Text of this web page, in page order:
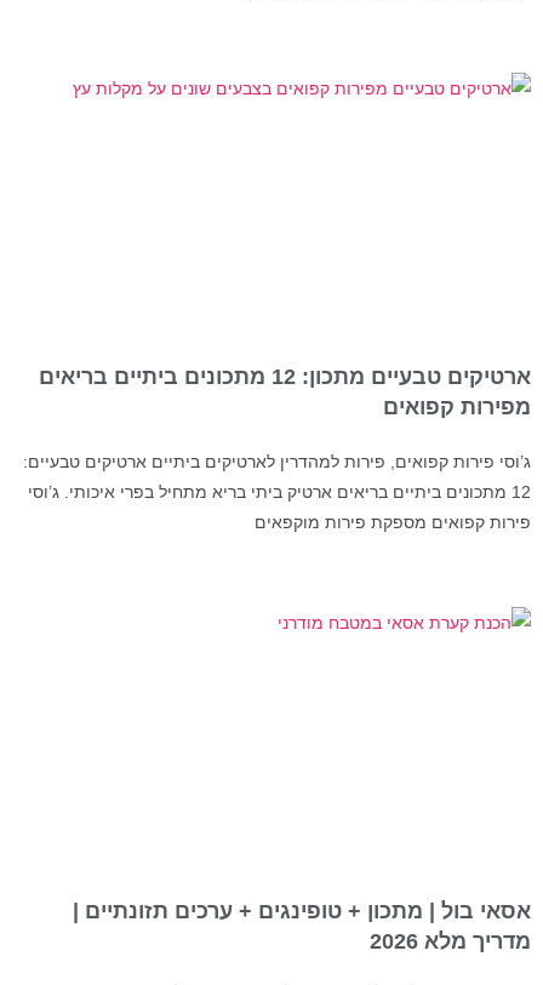
ארטיקים טבעיים מתכון: 12 מתכונים ביתיים בריאים
מפירות קפואים
ג’וסי פירות קפואים, פירות למהדרין לארטיקים ביתיים ארטיקים טבעיים:
12 מתכונים ביתיים בריאים ארטיק ביתי בריא מתחיל בפרי איכותי. ג’וסי
פירות קפואים מספקת פירות מוקפאים
אסאי בול | מתכון + טופינגים + ערכים תזונתיים |
מדריך מלא 2026